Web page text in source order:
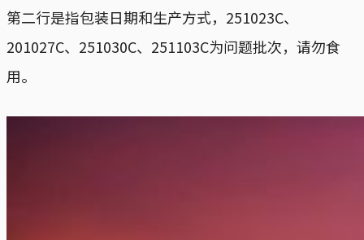
第二行是指包装日期和生产方式，251023C、
201027C、251030C、251103C为问题批次，请勿食
用。